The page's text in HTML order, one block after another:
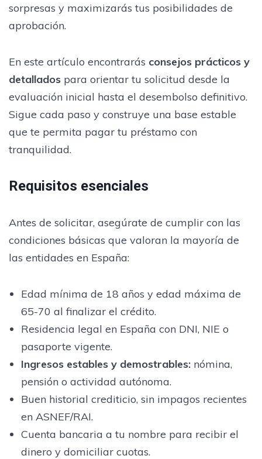
sorpresas y maximizarás tus posibilidades de
aprobación.
En este artículo encontrarás consejos prácticos y
detallados para orientar tu solicitud desde la
evaluación inicial hasta el desembolso definitivo.
Sigue cada paso y construye una base estable
que te permita pagar tu préstamo con
tranquilidad.
Requisitos esenciales
Antes de solicitar, asegúrate de cumplir con las
condiciones básicas que valoran la mayoría de
las entidades en España:
Edad mínima de 18 años y edad máxima de
65-70 al finalizar el crédito.
Residencia legal en España con DNI, NIE o
pasaporte vigente.
Ingresos estables y demostrables:nómina,
pensión o actividad autónoma.
Buen historial crediticio, sin impagos recientes
en ASNEF/RAI.
Cuenta bancaria a tu nombre para recibir el
dinero y domiciliar cuotas.